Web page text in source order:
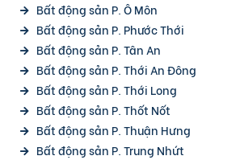
Bất động sản P. Ô Môn
Bất động sản P. Phước Thới
Bất động sản P. Tân An
Bất động sản P. Thới An Đông
Bất động sản P. Thới Long
Bất động sản P. Thốt Nốt
Bất động sản P. Thuận Hưng
Bất động sản P. Trung Nhứt